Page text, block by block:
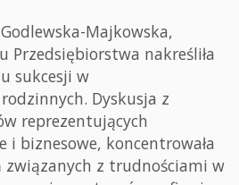
Majkowska,
nakreśliła
sukcesji w
Dyskusja z
reprezentujących
i biznesowe, koncentrowała
związanych z trudnościami w